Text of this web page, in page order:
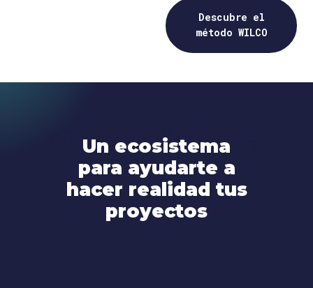
Descubre el
método WILCO
Un ecosistema
Un ecosistema
para ayudarte a
hacer realidad tus
proyectos